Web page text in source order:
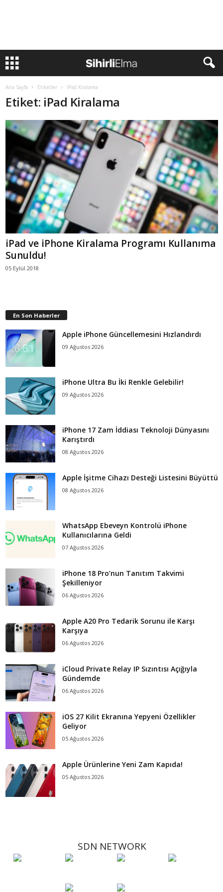
Ana Sayfa Etiketler IPad Kiralama
Etiket: iPad Kiralama
iPad ve iPhone Kiralama Programı Kullanıma
Sunuldu!
05 Eylül 2018
En Son Haberler
Apple iPhone Güncellemesini Hızlandırdı
09 Ağustos 2026
iPhone Ultra Bu İki Renkle Gelebilir!
09 Ağustos 2026
iPhone 17 Zam İddiası Teknoloji Dünyasını
Karıştırdı
08 Ağustos 2026
Apple İşitme Cihazı Desteği Listesini Büyüttü
08 Ağustos 2026
WhatsApp Ebeveyn Kontrolü iPhone
Kullanıcılarına Geldi
07 Ağustos 2026
iPhone 18 Pro’nun Tanıtım Takvimi
Şekilleniyor
06 Ağustos 2026
Apple A20 Pro Tedarik Sorunu ile Karşı
Karşıya
06 Ağustos 2026
iCloud Private Relay IP Sızıntısı Açığıyla
Gündemde
06 Ağustos 2026
iOS 27 Kilit Ekranına Yepyeni Özellikler
Geliyor
05 Ağustos 2026
Apple Ürünlerine Yeni Zam Kapıda!
05 Ağustos 2026
SDN NETWORK